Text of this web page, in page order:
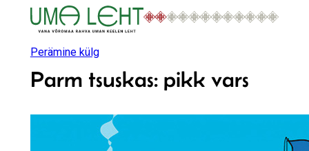
juurdePerämine külg
Parm tsuskas: pikk vars